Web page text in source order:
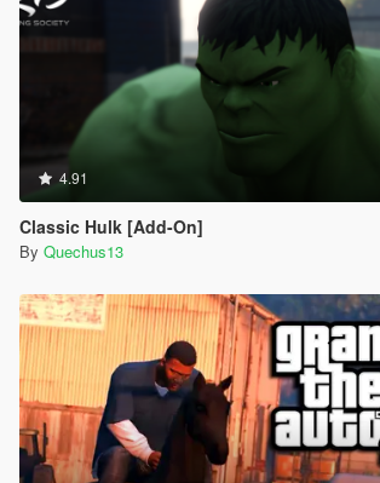
4.91
Classic Hulk [Add-On]
By Quechus13